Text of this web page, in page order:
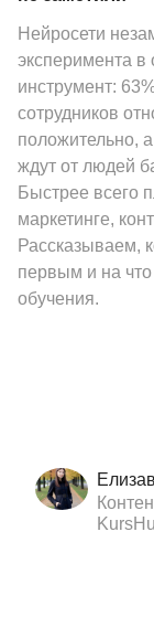
Нейросети
эксперимента
инструмент:
сотрудников
положительно,
ждут от людей
Быстрее всего
маркетинге,
Рассказываем,
первым и на
обучения.